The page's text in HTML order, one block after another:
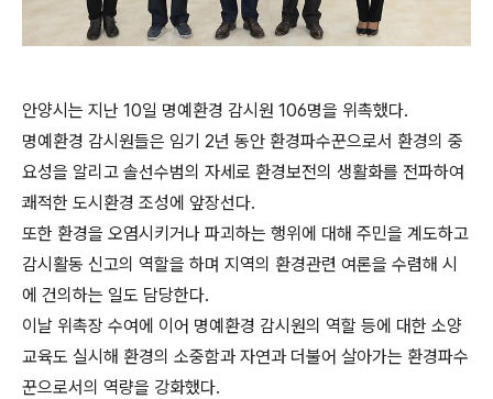
안양시는 지난 10일 명예환경 감시원 106명을 위촉했다.
명예환경 감시원들은 임기 2년 동안 환경파수꾼으로서 환경의 중
요성을 알리고 솔선수범의 자세로 환경보전의 생활화를 전파하여
쾌적한 도시환경 조성에 앞장선다.
또한 환경을 오염시키거나 파괴하는 행위에 대해 주민을 계도하고
감시활동 신고의 역할을 하며 지역의 환경관련 여론을 수렴해 시
에 건의하는 일도 담당한다.
이날 위촉장 수여에 이어 명예환경 감시원의 역할 등에 대한 소양
교육도 실시해 환경의 소중함과 자연과 더불어 살아가는 환경파수
꾼으로서의 역량을 강화했다.